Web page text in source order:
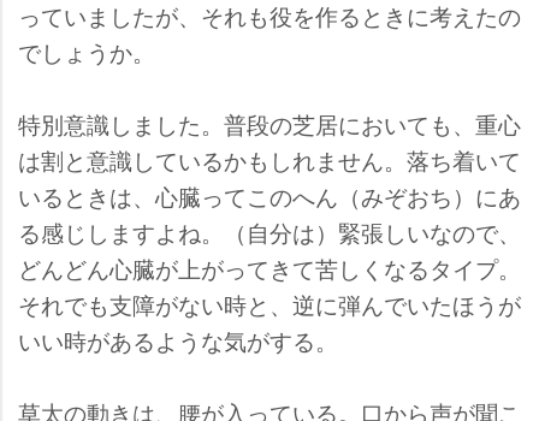
っていましたが、それも役を作るときに考えたの
でしょうか。
特別意識しました。普段の芝居においても、重心
は割と意識しているかもしれません。落ち着いて
いるときは、心臓ってこのへん（みぞおち）にあ
る感じしますよね。（自分は）緊張しいなので、
どんどん心臓が上がってきて苦しくなるタイプ。
それでも支障がない時と、逆に弾んでいたほうが
いい時があるような気がする。
草太の動きは、腰が入っている。口から声が聞こ